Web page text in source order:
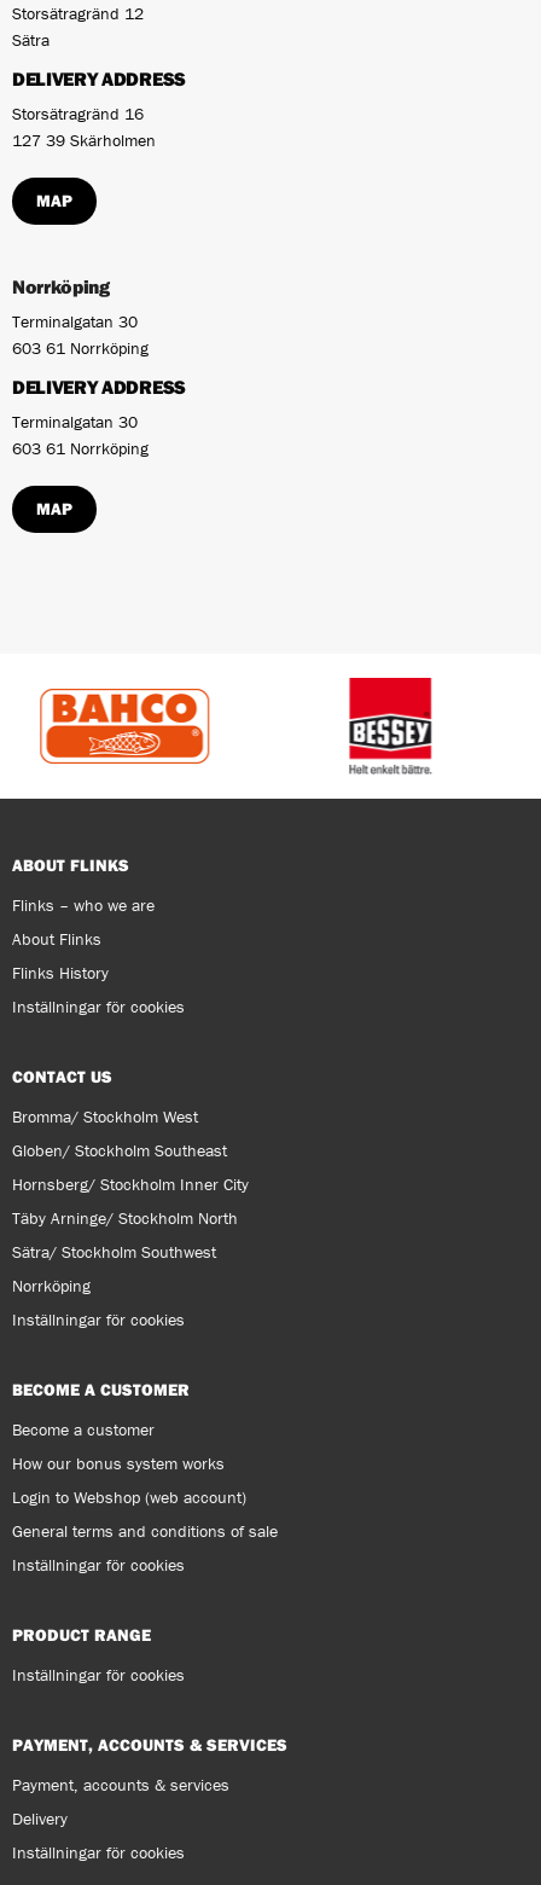
Storsätragränd 12
Sätra
DELIVERY ADDRESS
Storsätragränd 16
127 39 Skärholmen
MAP
Norrköping
Terminalgatan 30
603 61 Norrköping
DELIVERY ADDRESS
Terminalgatan 30
603 61 Norrköping
MAP
ABOUT FLINKS
Flinks – who we are
About Flinks
Flinks History
Inställningar för cookies
CONTACT US
Bromma/ Stockholm West
Globen/ Stockholm Southeast
Hornsberg/ Stockholm Inner City
Täby Arninge/ Stockholm North
Sätra/ Stockholm Southwest
Norrköping
Inställningar för cookies
BECOME A CUSTOMER
Become a customer
How our bonus system works
Login to Webshop (web account)
General terms and conditions of sale
Inställningar för cookies
PRODUCT RANGE
Inställningar för cookies
PAYMENT, ACCOUNTS & SERVICES
Payment, accounts & services
Delivery
Inställningar för cookies